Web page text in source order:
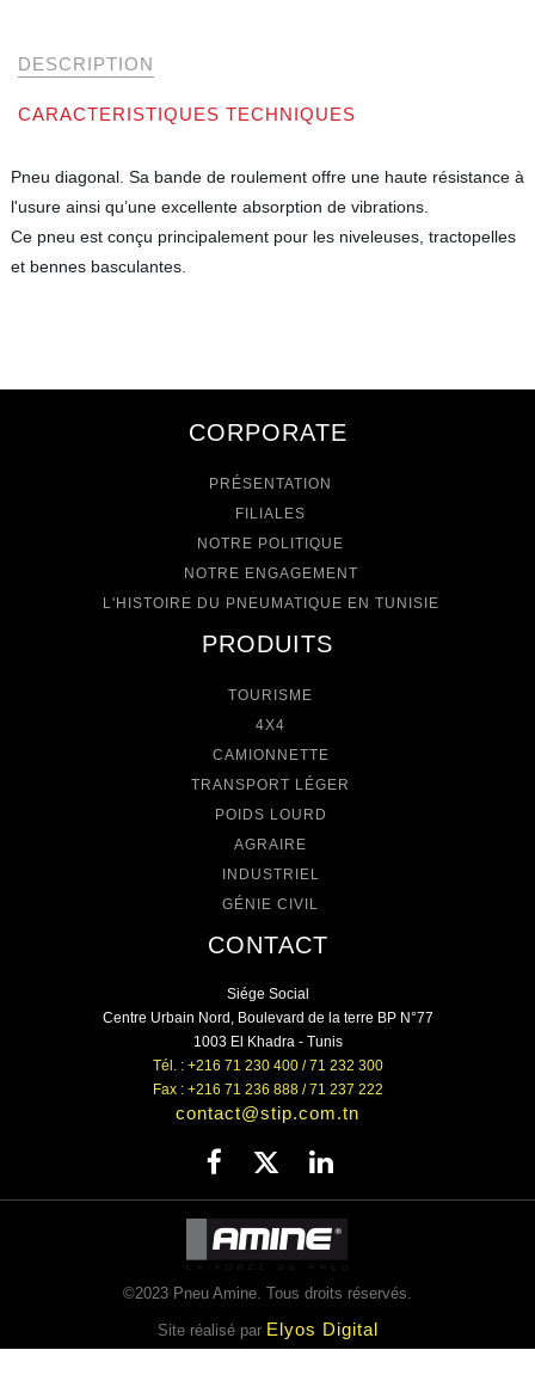
DESCRIPTION
CARACTERISTIQUES TECHNIQUES
Pneu diagonal. Sa bande de roulement offre une haute résistance à
l'usure ainsi qu’une excellente absorption de vibrations.
Ce pneu est conçu principalement pour les niveleuses, tractopelles
et bennes basculantes.
CORPORATE
PRÉSENTATION
FILIALES
NOTRE POLITIQUE
NOTRE ENGAGEMENT
L'HISTOIRE DU PNEUMATIQUE EN TUNISIE
PRODUITS
TOURISME
4X4
CAMIONNETTE
TRANSPORT LÉGER
POIDS LOURD
AGRAIRE
INDUSTRIEL
GÉNIE CIVIL
CONTACT
Siége Social
Centre Urbain Nord, Boulevard de la terre BP N°77
1003 El Khadra - Tunis
Tél. : +216 71 230 400 / 71 232 300
Fax : +216 71 236 888 / 71 237 222
contact@stip.com.tn
©2023 Pneu Amine. Tous droits réservés.
Site réalisé par Elyos Digital